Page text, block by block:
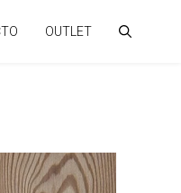
OUTLET